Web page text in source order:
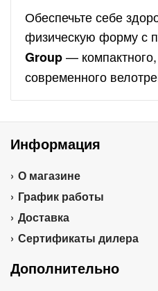
Обеспечьте себе
физическую форму с
Group—
современного
Информация
О магазине
График работы
Доставка
Сертификаты дилера
Дополнительно